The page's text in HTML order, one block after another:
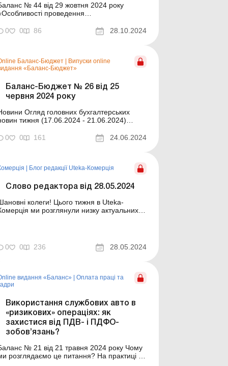
№ 44 від 29 жовтня 2024 року
проведення
листи за місяць, і в них водії
зазначають залишки ПММ на момент виїзду
в баку. Чи треб...
0 0 86 28.10.2024
Баланс-Бюджет | Випуски online
«Баланс-Бюджет»
Баланс-Бюджет № 26 від 25
червня 2024 року
Огляд головних бухгалтерських
тижня (17.06.2024 - 21.06.2024)
– оновлюється щодня Зміст
право...
0 0 161 24.06.2024
Блог редакції Uteka-Комерція
Слово редактора від 28.05.2024
колеги! Цього тижня в Uteka-
ми розглянули низку актуальних
04.05.2024 набула чинності постанова
НБУ від 03.05.2024 № 56, якою
0 0 236 28.05.2024
видання «Баланс»
Оплата праці та
Використання службових авто в
«ризикових» операціях: як
захистися від ПДВ- і ПДФО-
зобов’язань?
№ 21 від 21 травня 2024 року Чому
розглядаємо це питання? На практиці у